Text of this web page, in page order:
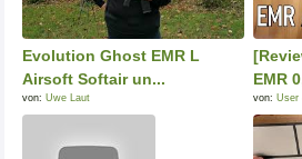
Evolution Ghost EMR L
Airsoft Softair un...
von: Uwe Laut
EMR
von: User